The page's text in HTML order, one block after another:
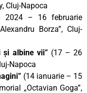
Cluj-Napoca
2024 – 16 februarie
Borza”, Cluj-
și albine vii” (17 – 26
Napoca
(14 ianuarie – 15
„Octavian Goga”,